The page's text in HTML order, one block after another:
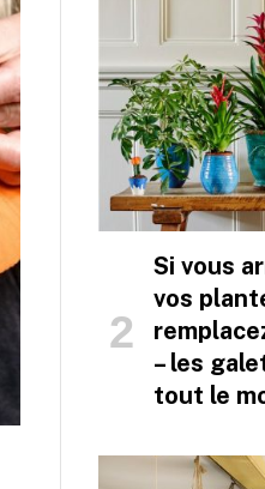
Si vous
vos
– les
tout le